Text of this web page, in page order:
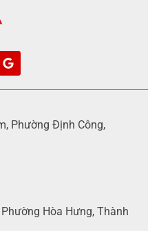
Phường Định Công,
Hòa Hưng, Thành